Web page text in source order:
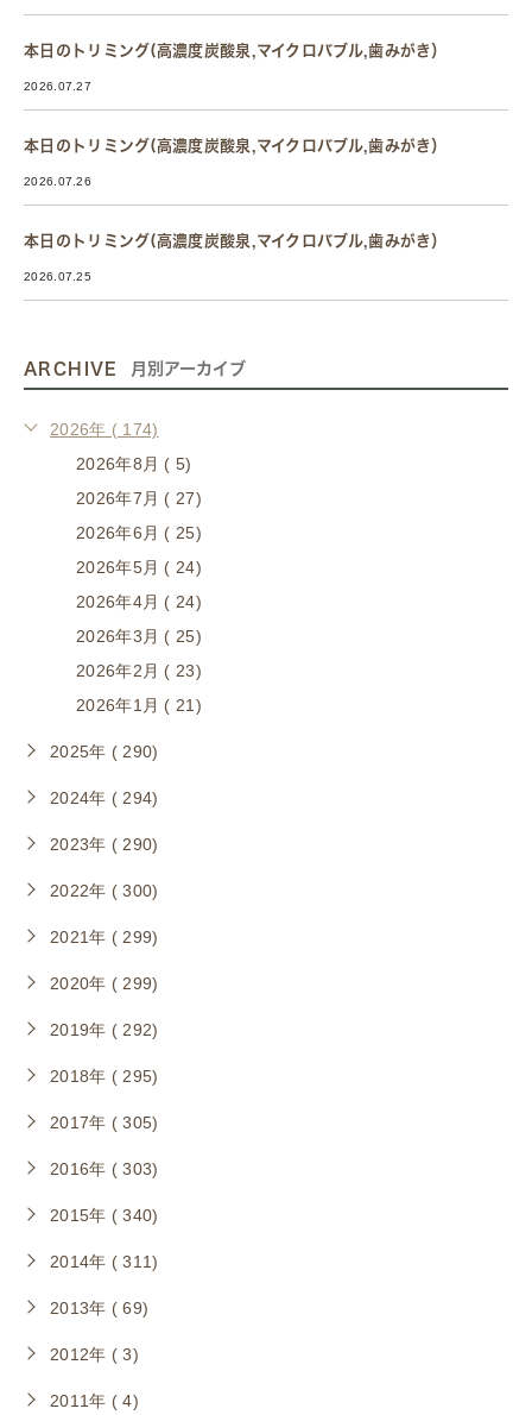
本日のトリミング(高濃度炭酸泉,マイクロバブル,歯みがき）
2026.07.27
本日のトリミング(高濃度炭酸泉,マイクロバブル,歯みがき）
2026.07.26
本日のトリミング(高濃度炭酸泉,マイクロバブル,歯みがき）
2026.07.25
ARCHIVE 月別アーカイブ
2026年 ( 174)
2026年8月 ( 5)
2026年7月 ( 27)
2026年6月 ( 25)
2026年5月 ( 24)
2026年4月 ( 24)
2026年3月 ( 25)
2026年2月 ( 23)
2026年1月 ( 21)
2025年 ( 290)
2024年 ( 294)
2023年 ( 290)
2022年 ( 300)
2021年 ( 299)
2020年 ( 299)
2019年 ( 292)
2018年 ( 295)
2017年 ( 305)
2016年 ( 303)
2015年 ( 340)
2014年 ( 311)
2013年 ( 69)
2012年 ( 3)
2011年 ( 4)